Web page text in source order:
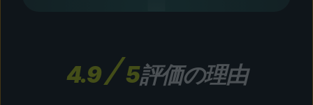
4.9 5評価の理由